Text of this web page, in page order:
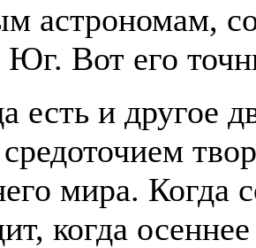
астрономам,
Юг. Вот его
есть и другое
средоточием
мира. Когда
когда